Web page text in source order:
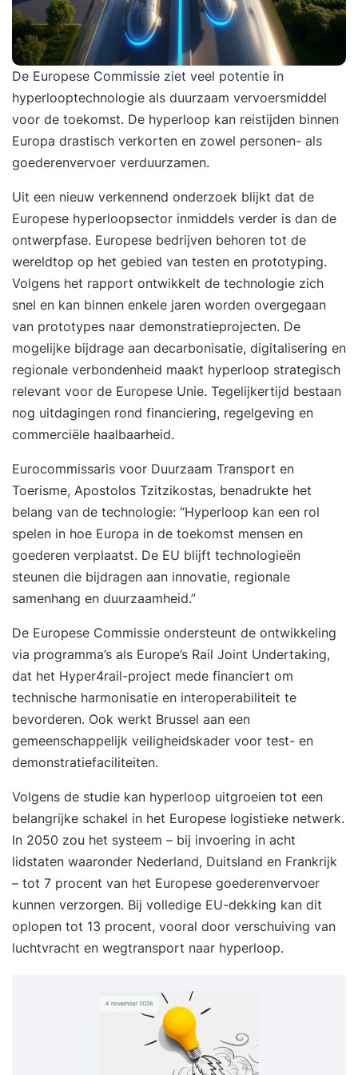
De Europese Commissie ziet veel potentie in
hyperlooptechnologie als duurzaam vervoersmiddel
voor de toekomst. De hyperloop kan reistijden binnen
Europa drastisch verkorten en zowel personen- als
goederenvervoer verduurzamen.
Uit een nieuw verkennend onderzoek blijkt dat de
Europese hyperloopsector inmiddels verder is dan de
ontwerpfase. Europese bedrijven behoren tot de
wereldtop op het gebied van testen en prototyping.
Volgens het rapport ontwikkelt de technologie zich
snel en kan binnen enkele jaren worden overgegaan
van prototypes naar demonstratieprojecten. De
mogelijke bijdrage aan decarbonisatie, digitalisering en
regionale verbondenheid maakt hyperloop strategisch
relevant voor de Europese Unie. Tegelijkertijd bestaan
nog uitdagingen rond financiering, regelgeving en
commerciële haalbaarheid.
Eurocommissaris voor Duurzaam Transport en
Toerisme, Apostolos Tzitzikostas, benadrukte het
belang van de technologie: “Hyperloop kan een rol
spelen in hoe Europa in de toekomst mensen en
goederen verplaatst. De EU blijft technologieën
steunen die bijdragen aan innovatie, regionale
samenhang en duurzaamheid.”
De Europese Commissie ondersteunt de ontwikkeling
via programma’s als Europe’s Rail Joint Undertaking,
dat het Hyper4rail-project mede financiert om
technische harmonisatie en interoperabiliteit te
bevorderen. Ook werkt Brussel aan een
gemeenschappelijk veiligheidskader voor test- en
demonstratiefaciliteiten.
Volgens de studie kan hyperloop uitgroeien tot een
belangrijke schakel in het Europese logistieke netwerk.
In 2050 zou het systeem – bij invoering in acht
lidstaten waaronder Nederland, Duitsland en Frankrijk
– tot 7 procent van het Europese goederenvervoer
kunnen verzorgen. Bij volledige EU-dekking kan dit
oplopen tot 13 procent, vooral door verschuiving van
luchtvracht en wegtransport naar hyperloop.